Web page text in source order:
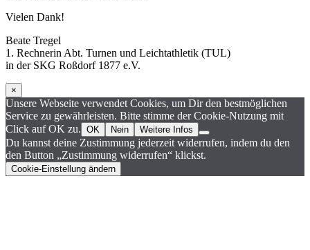
Vielen Dank!
Beate Tregel
1. Rechnerin Abt. Turnen und Leichtathletik (TUL)
in der SKG Roßdorf 1877 e.V.
×
Unsere Webseite verwendet Cookies, um Dir den bestmöglichen
Service zu gewährleisten. Bitte stimme der Cookie-Nutzung mit
Click auf OK zu. OK Nein Weitere Infos
Du kannst deine Zustimmung jederzeit widerrufen, indem du den
den Button „Zustimmung widerrufen“ klickst.
Cookie-Einstellung ändern